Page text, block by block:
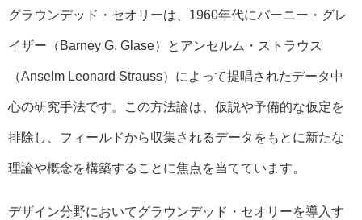
グラウンデッド・セオリーは、1960年代にバーニー・グレ
イザー（Barney G. Glase）とアンセルム・ストラウス
（Anselm Leonard Strauss）によって提唱されたデータ中
心の研究手法です。この方法論は、仮説や予備的な仮定を
排除し、フィールドから収集されるデータをもとに新たな
理論や概念を構築することに焦点を当てています。
デザイン分野においてグラウンデッド・セオリーを導入す